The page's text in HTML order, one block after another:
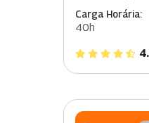
Carga Horária:
40h